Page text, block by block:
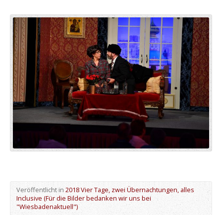
Veröffentlicht in2018 Vier Tage, zwei Übernachtungen, alles
Inclusive (Für die Bilder bedanken wir uns bei
"Wiesbadenaktuell")